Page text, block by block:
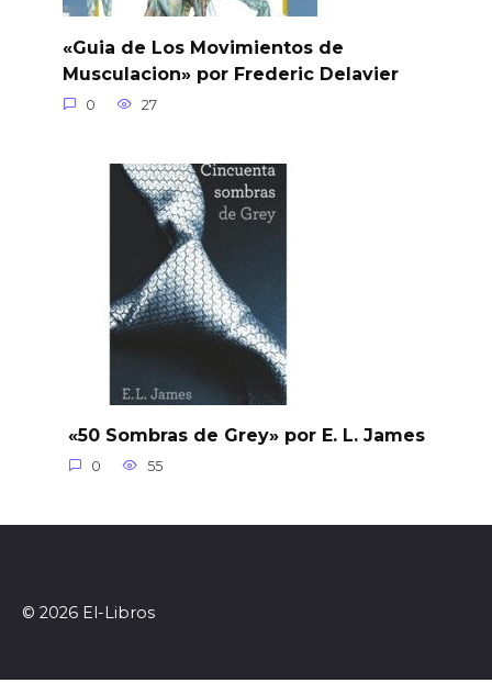
«Guia de Los Movimientos de
Musculacion» por Frederic Delavier
0 27
«50 Sombras de Grey» por E. L. James
0 55
© 2026 El-Libros